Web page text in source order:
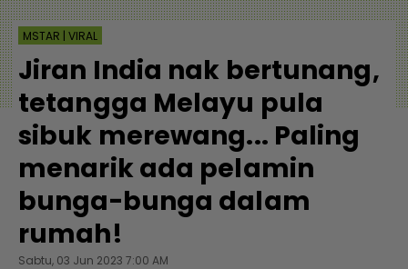
MSTAR | VIRAL
Jiran India nak bertunang,
tetangga Melayu pula
sibuk merewang... Paling
menarik ada pelamin
bunga-bunga dalam
rumah!
Sabtu, 03 Jun 2023 7:00 AM